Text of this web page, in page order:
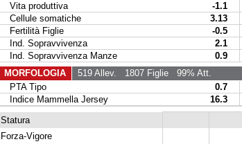
Vita produttiva
-1.1
Cellule somatiche
3.13
Fertilità Figlie
-0.5
Ind. Sopravvivenza
2.1
Ind. Sopravvivenza Manze
0.9
MORFOLOGIA
519 Allev. 1807 Figlie99% Att.
PTA Tipo
0.7
Indice Mammella Jersey
16.3
Statura
Forza-Vigore